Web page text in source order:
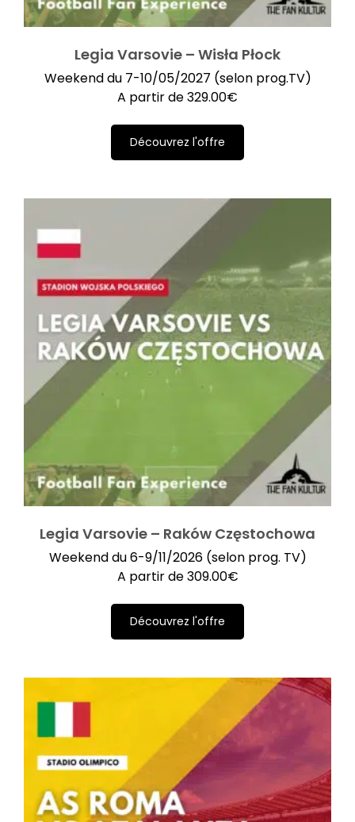
Legia Varsovie – Wisła Płock
Weekend du 7-10/05/2027 (selon prog.TV)
A partir de329.00€
Découvrez l'offre
Legia Varsovie – Raków Częstochowa
Weekend du 6-9/11/2026 (selon prog. TV)
A partir de309.00€
Découvrez l'offre